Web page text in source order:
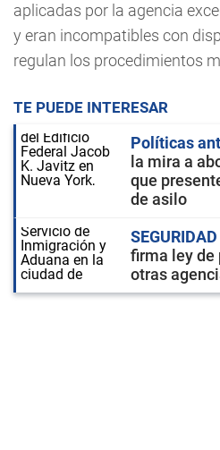
aplicadas por la agencia
y eran incompatibles con
regulan los procedimientos
TE PUEDE INTERESAR
Políticas
la mira a
que
de asilo
firma ley de
otras